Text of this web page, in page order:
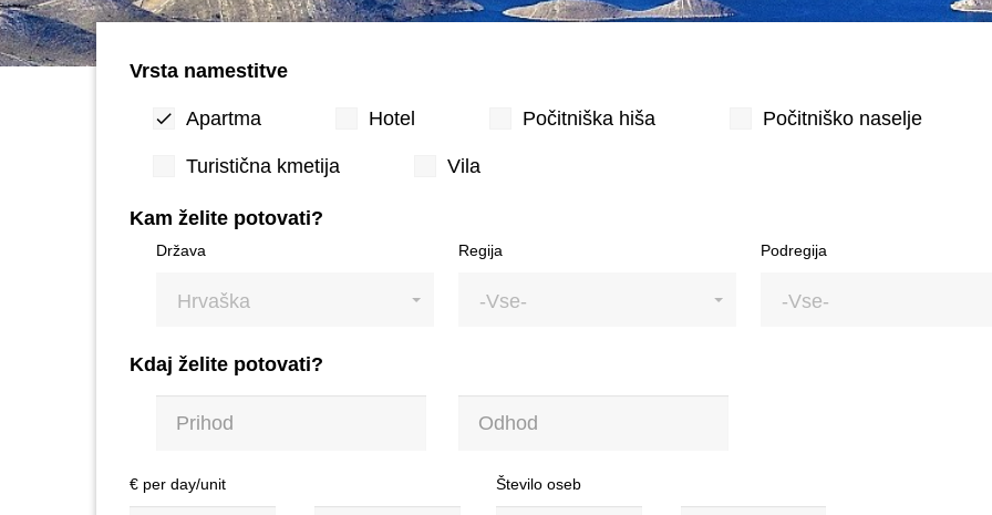
Vrsta namestitve
Apartma Hotel Počitniška hiša Počitniško naselje
Turistična kmetija Vila
Kam želite potovati?
Država
Hrvaška
Regija
-Vse-
Podregija
-Vse-
Kdaj želite potovati?
€ per day/unit Število oseb